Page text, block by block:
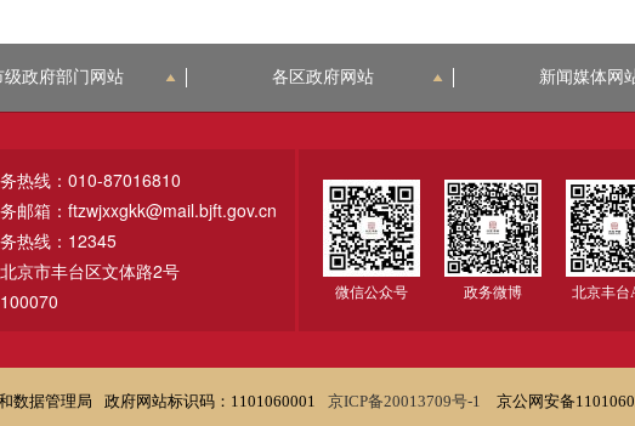
级政府部门网站 各区政府网站 新闻媒体网
热线：010-87016810
邮箱：ftzwjxxgkk@mail.bjft.gov.cn
热线：12345
京市丰台区文体路2号
微信公众号 政务微博 北京丰台
数据管理局 政府网站标识码：1101060001 京ICP备20013709号-1 京公网安备